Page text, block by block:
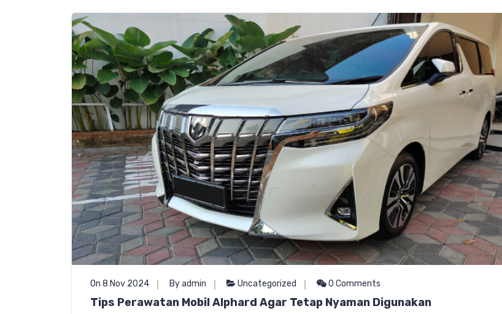
On 8 Nov 2024 By admin Uncategorized 0 Comments
Tips Perawatan Mobil Alphard Agar Tetap Nyaman Digunakan